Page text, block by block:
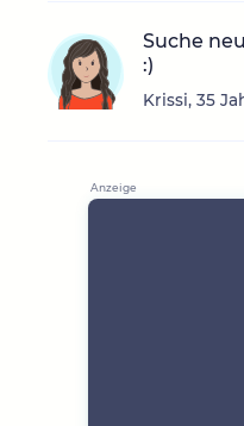
Suche
:)
Krissi, 35